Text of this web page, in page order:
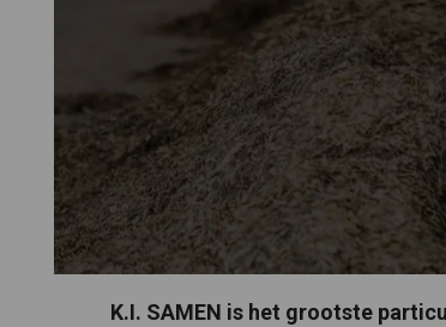
K.I. SAMEN is het grootste